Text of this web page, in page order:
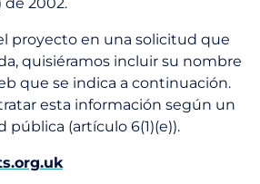
proyecto en una solicitud que
quisiéramos incluir su nombre
que se indica a continuación.
esta información según un
(artículo 6(1)(e)).